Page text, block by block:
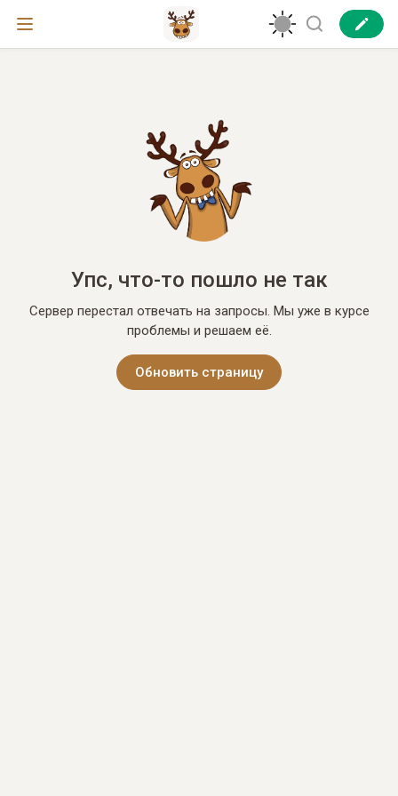
Упс, что-то пошло не так
Сервер перестал отвечать на запросы. Мы уже в курсе
проблемы и решаем её.
Обновить страницу